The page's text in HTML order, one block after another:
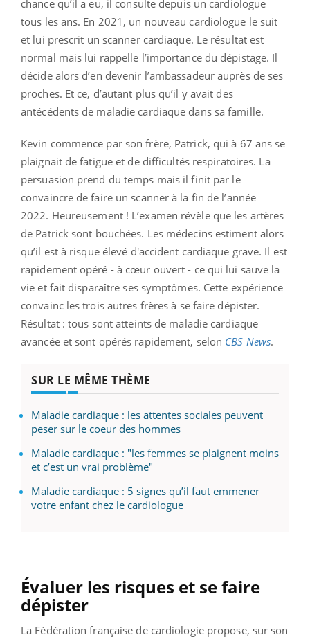
chance qu’il a eu, il consulte depuis un cardiologue
tous les ans. En 2021, un nouveau cardiologue le suit
et lui prescrit un scanner cardiaque. Le résultat est
normal mais lui rappelle l’importance du dépistage. Il
décide alors d’en devenir l’ambassadeur auprès de ses
proches. Et ce, d’autant plus qu’il y avait des
antécédents de maladie cardiaque dans sa famille.
Kevin commence par son frère, Patrick, qui à 67 ans se
plaignait de fatigue et de difficultés respiratoires. La
persuasion prend du temps mais il finit par le
convaincre de faire un scanner à la fin de l’année
2022. Heureusement ! L’examen révèle que les artères
de Patrick sont bouchées. Les médecins estiment alors
qu’il est à risque élevé d'accident cardiaque grave. Il est
rapidement opéré - à cœur ouvert - ce qui lui sauve la
vie et fait disparaître ses symptômes. Cette expérience
convainc les trois autres frères à se faire dépister.
Résultat : tous sont atteints de maladie cardiaque
avancée et sont opérés rapidement, selon CBS News.
SUR LE MÊME THÈME
Maladie cardiaque : les attentes sociales peuvent
peser sur le coeur des hommes
Maladie cardiaque : "les femmes se plaignent moins
et c’est un vrai problème"
Maladie cardiaque : 5 signes qu’il faut emmener
votre enfant chez le cardiologue
Évaluer les risques et se faire
dépister
La Fédération française de cardiologie propose, sur son